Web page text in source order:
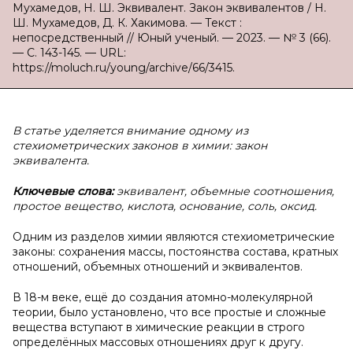
Мухамедов, Н. Ш. Эквивалент. Закон эквивалентов / Н.
Ш. Мухамедов, Д. К. Хакимова. — Текст :
непосредственный // Юный ученый. — 2023. — № 3 (66).
— С. 143-145. — URL:
https://moluch.ru/young/archive/66/3415.
В статье уделяется внимание одному из
стехиометрических законов в химии: закон
эквивалента.
Ключевые слова:эквивалент, объемные соотношения,
простое вещество, кислота, основание, соль, оксид.
Одним из разделов химии являются стехиометрические
законы: сохранения массы, постоянства состава, кратных
отношений, объемных отношений и эквивалентов.
В 18-м веке, ещё до создания атомно-молекулярной
теории, было установлено, что все простые и сложные
вещества вступают в химические реакции в строго
определённых массовых отношениях друг к другу.